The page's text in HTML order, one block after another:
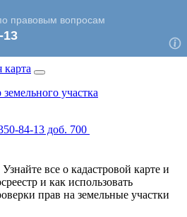
участка
84-13 доб. 700
Узнайте все о кадастровой карте и
и как использовать
прав на земельные участки